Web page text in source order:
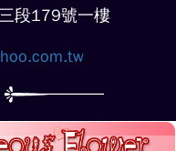
段179號一樓